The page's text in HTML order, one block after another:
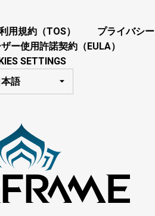
用規約（TOS）
プライバシー
ー使用許諾契約（EULA）
SETTINGS
本語